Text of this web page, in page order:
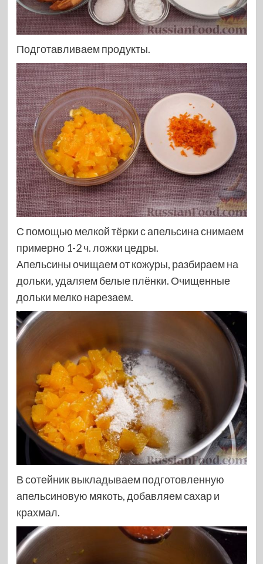
Подготавливаем продукты.
С помощью мелкой тёрки с апельсина снимаем
примерно 1-2 ч. ложки цедры.
Апельсины очищаем от кожуры, разбираем на
дольки, удаляем белые плёнки. Очищенные
дольки мелко нарезаем.
В сотейник выкладываем подготовленную
апельсиновую мякоть, добавляем сахар и
крахмал.